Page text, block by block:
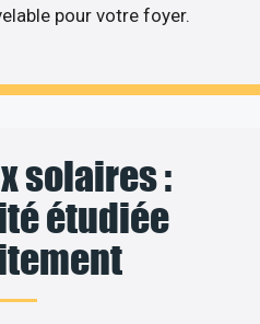
pour votre foyer.
solaires :
étudiée